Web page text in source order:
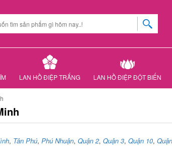
LAN HỒ ĐIỆP TRẮNG LAN HỒ ĐIỆP ĐỘT BIẾN
, Tân Phú, Phú Nhuận, Quận 2, Quận 3, Quận 10,